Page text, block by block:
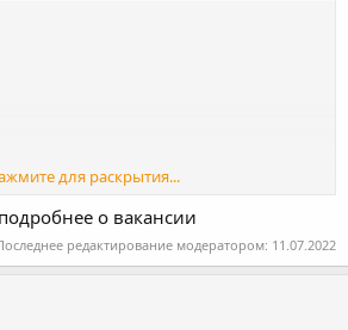
телеграм для связи.
для раскрытия...
о вакансии
редактирование модератором: 11.07.2022